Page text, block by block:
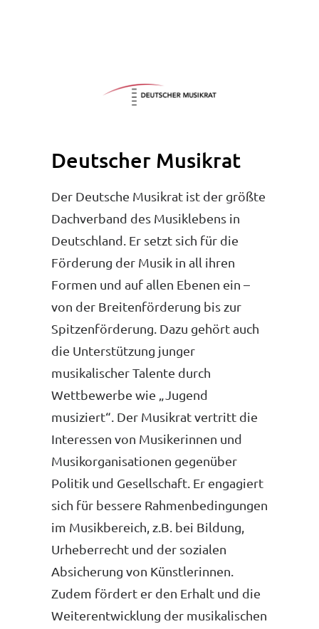
Deutscher Musikrat
Der Deutsche Musikrat ist der größte
Dachverband des Musiklebens in
Deutschland. Er setzt sich für die
Förderung der Musik in all ihren
Formen und auf allen Ebenen ein –
von der Breitenförderung bis zur
Spitzenförderung. Dazu gehört auch
die Unterstützung junger
musikalischer Talente durch
Wettbewerbe wie „Jugend
musiziert“. Der Musikrat vertritt die
Interessen von Musikerinnen und
Musikorganisationen gegenüber
Politik und Gesellschaft. Er engagiert
sich für bessere Rahmenbedingungen
im Musikbereich, z.B. bei Bildung,
Urheberrecht und der sozialen
Absicherung von Künstlerinnen.
Zudem fördert er den Erhalt und die
Weiterentwicklung der musikalischen